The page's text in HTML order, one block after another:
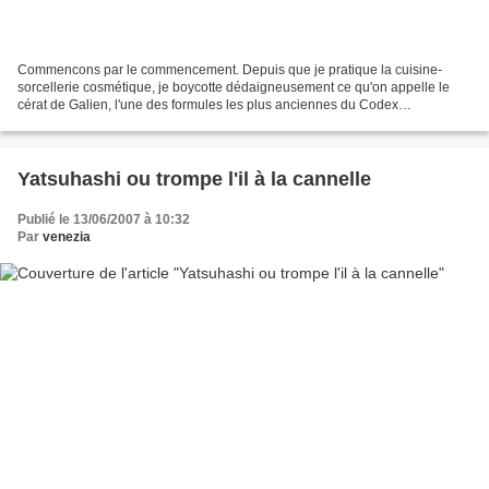
Commencons par le commencement. Depuis que je pratique la cuisine-
sorcellerie cosmétique, je boycotte dédaigneusement ce qu'on appelle le
cérat de Galien, l'une des formules les plus anciennes du Codex
Yatsuhashi ou trompe l'il à la cannelle
Publié le 13/06/2007 à 10:32
Par venezia